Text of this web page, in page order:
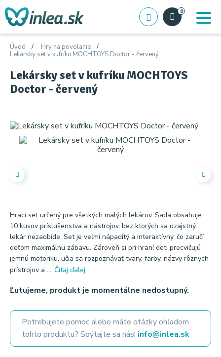
0
Úvod
Hry na povolanie
Lekársky set v kufríku MOCHTOYS Doctor - červený
Lekársky set v kufríku MOCHTOYS
Doctor - červený
Hrací set určený pre všetkých malých lekárov. Sada obsahuje
10 kusov príslušenstva a nástrojov, bez ktorých sa ozajstný
lekár nezaobíde. Set je veľmi nápaditý a interaktívny, čo zaručí
deťom maximálnu zábavu. Zároveň si pri hraní deti precvičujú
jemnú motoriku, učia sa rozpoznávať tvary, farby, názvy rôznych
prístrojov a ... Čítaj ďalej
Ľutujeme, produkt je momentálne nedostupný.
Potrebujete pomoc alebo máte otázky ohľadom
tohto produktu? Spýtajte sa nás! info@inlea.sk